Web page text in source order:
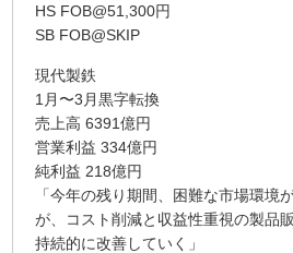
HS FOB@51,300円
SB FOB@SKIP
現代製鉄
1月〜3月黒字転換
売上高 6391億円
営業利益 334億円
純利益 218億円
「今年の残り期間、困難な市場環境
が、コスト削減と収益性重視の製品
持続的に改善していく」